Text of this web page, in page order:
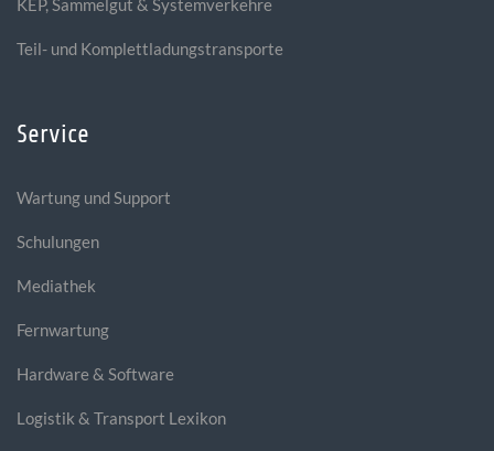
KEP, Sammelgut & Systemverkehre
Teil- und Komplettladungstransporte
Service
Wartung und Support
Schulungen
Mediathek
Fernwartung
Hardware & Software
Logistik & Transport Lexikon